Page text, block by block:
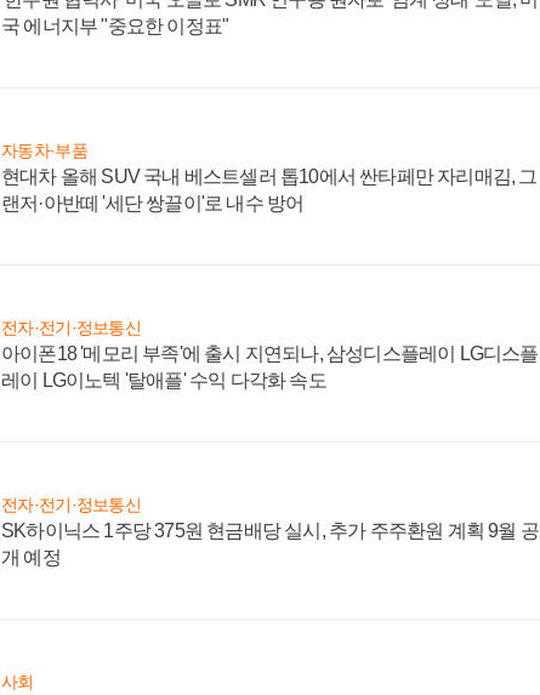
국 에너지부 "중요한 이정표"
자동차·부품
현대차 올해 SUV 국내 베스트셀러 톱10에서 싼타페만 자리매김, 그
랜저·아반떼 '세단 쌍끌이'로 내수 방어
전자·전기·정보통신
아이폰18 '메모리 부족'에 출시 지연되나, 삼성디스플레이 LG디스플
레이 LG이노텍 '탈애플' 수익 다각화 속도
전자·전기·정보통신
SK하이닉스 1주당 375원 현금배당 실시, 추가 주주환원 계획 9월 공
개 예정
사회